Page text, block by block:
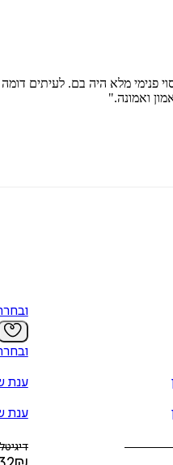
פנימי מלא היה בם. לעיתים
ואמונה."
ענת
ענת